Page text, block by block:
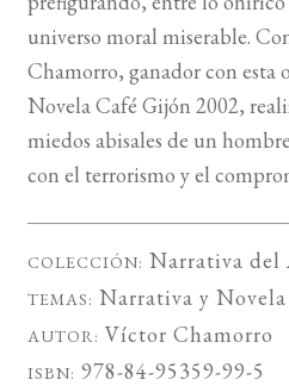
universo moral miserable.
Chamorro, ganador con esta
Novela Café Gijón 2002,
miedos abisales de un
con el terrorismo y el
COLECCIÓN: Narrativa del
TEMAS: Narrativa y Novela
AUTOR: Víctor Chamorro
ISBN: 978-84-95359-99-5